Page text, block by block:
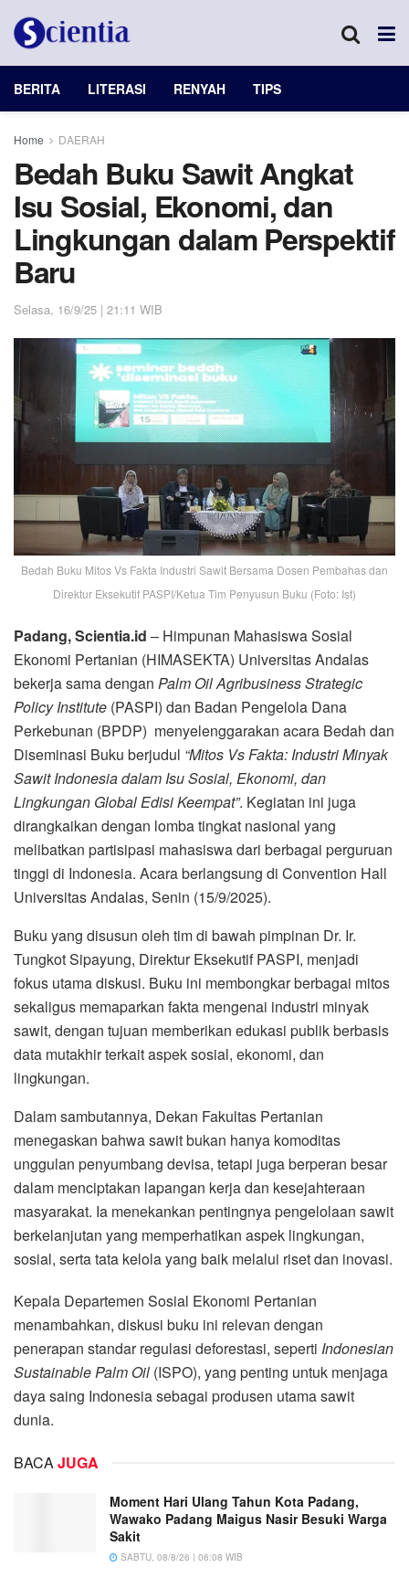
BERITA LITERASI RENYAH TIPS
Home DAERAH
Bedah Buku Sawit Angkat
Isu Sosial, Ekonomi, dan
Lingkungan dalam Perspektif
Baru
Selasa, 16/9/25 | 21:11 WIB
Bedah Buku Mitos Vs Fakta Industri Sawit Bersama Dosen Pembahas dan
Direktur Eksekutif PASPI/Ketua Tim Penyusun Buku (Foto: Ist)
Padang, Scientia.id – Himpunan Mahasiswa Sosial
Ekonomi Pertanian (HIMASEKTA) Universitas Andalas
bekerja sama dengan Palm Oil Agribusiness Strategic
Policy Institute (PASPI) dan Badan Pengelola Dana
Perkebunan (BPDP) menyelenggarakan acara Bedah dan
Diseminasi Buku berjudul “Mitos Vs Fakta: Industri Minyak
Sawit Indonesia dalam Isu Sosial, Ekonomi, dan
Lingkungan Global Edisi Keempat”. Kegiatan ini juga
dirangkaikan dengan lomba tingkat nasional yang
melibatkan partisipasi mahasiswa dari berbagai perguruan
tinggi di Indonesia. Acara berlangsung di Convention Hall
Universitas Andalas, Senin (15/9/2025).
Buku yang disusun oleh tim di bawah pimpinan Dr. Ir.
Tungkot Sipayung, Direktur Eksekutif PASPI, menjadi
fokus utama diskusi. Buku ini membongkar berbagai mitos
sekaligus memaparkan fakta mengenai industri minyak
sawit, dengan tujuan memberikan edukasi publik berbasis
data mutakhir terkait aspek sosial, ekonomi, dan
lingkungan.
Dalam sambutannya, Dekan Fakultas Pertanian
menegaskan bahwa sawit bukan hanya komoditas
unggulan penyumbang devisa, tetapi juga berperan besar
dalam menciptakan lapangan kerja dan kesejahteraan
masyarakat. Ia menekankan pentingnya pengelolaan sawit
berkelanjutan yang memperhatikan aspek lingkungan,
sosial, serta tata kelola yang baik melalui riset dan inovasi.
Kepala Departemen Sosial Ekonomi Pertanian
menambahkan, diskusi buku ini relevan dengan
penerapan standar regulasi deforestasi, seperti Indonesian
Sustainable Palm Oil (ISPO), yang penting untuk menjaga
daya saing Indonesia sebagai produsen utama sawit
dunia.
BACAJUGA
Moment Hari Ulang Tahun Kota Padang,
Wawako Padang Maigus Nasir Besuki Warga
Sakit
SABTU, 08/8/26 | 06:08 WIB